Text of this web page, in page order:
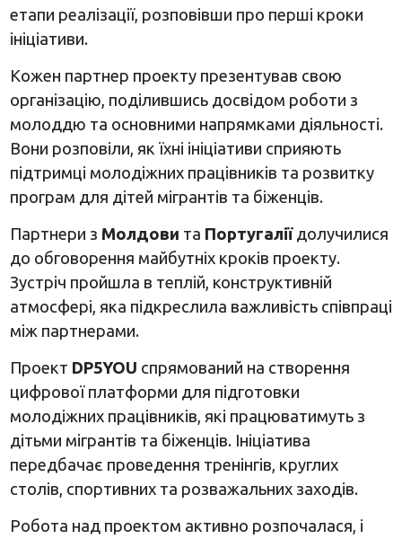
етапи реалізації, розповівши про перші кроки
ініціативи.
Кожен партнер проекту презентував свою
організацію, поділившись досвідом роботи з
молоддю та основними напрямками діяльності.
Вони розповіли, як їхні ініціативи сприяють
підтримці молодіжних працівників та розвитку
програм для дітей мігрантів та біженців.
Партнери з Молдови та Португалії долучилися
до обговорення майбутніх кроків проекту.
Зустріч пройшла в теплій, конструктивній
атмосфері, яка підкреслила важливість співпраці
між партнерами.
Проект DP5YOU спрямований на створення
цифрової платформи для підготовки
молодіжних працівників, які працюватимуть з
дітьми мігрантів та біженців. Ініціатива
передбачає проведення тренінгів, круглих
столів, спортивних та розважальних заходів.
Робота над проектом активно розпочалася, і